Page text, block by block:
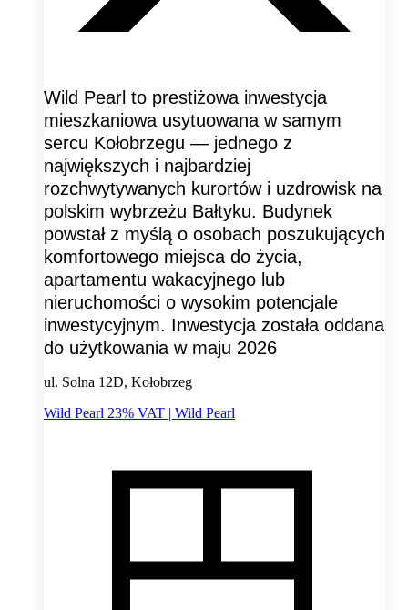
Wild Pearl to prestiżowa inwestycja
mieszkaniowa usytuowana w samym
sercu Kołobrzegu — jednego z
największych i najbardziej
rozchwytywanych kurortów i uzdrowisk na
polskim wybrzeżu Bałtyku. Budynek
powstał z myślą o osobach poszukujących
komfortowego miejsca do życia,
apartamentu wakacyjnego lub
nieruchomości o wysokim potencjale
inwestycyjnym. Inwestycja została oddana
do użytkowania w maju 2026
ul. Solna 12D, Kołobrzeg
Wild Pearl 23% VAT | Wild Pearl